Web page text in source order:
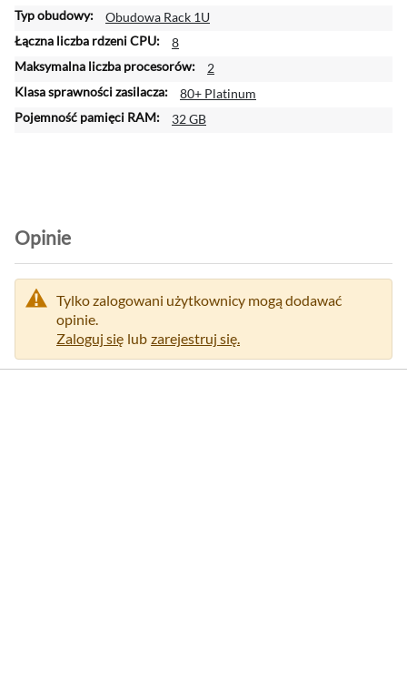
Obudowa Rack 1U
8
2
80+ Platinum
32 GB
Opinie
Tylko zalogowani użytkownicy mogą dodawać
opinie.
Zaloguj się lub zarejestruj się.